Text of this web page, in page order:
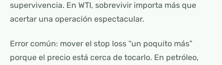
supervivencia. En WTI, sobrevivir importa más que
acertar una operación espectacular.
Error común: mover el stop loss “un poquito más”
porque el precio está cerca de tocarlo. En petróleo,